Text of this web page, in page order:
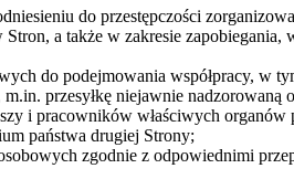
do przestępczości
Stron, a także w zakresie
do podejmowania współpracy, w
przesyłkę niejawnie
i pracowników właściwych
państwa drugiej Strony;
zgodnie z odpowiednimi